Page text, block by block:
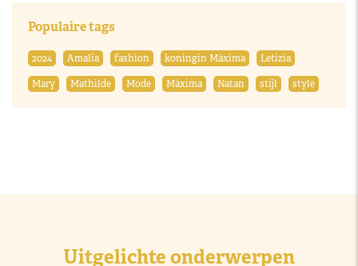
Populaire tags
2024 Amalia fashion koningin Máxima
Letizia
Mary
Mathilde Mode Máxima Natan stijl style
Uitgelichte onderwerpen